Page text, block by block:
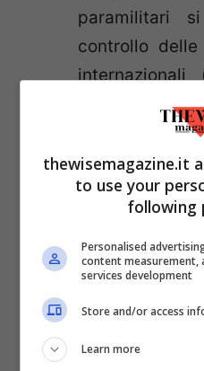
paramilitari
controllo
guerre
mercenari).
nasce
mangiare il
averlo
thewisemagazine.it
to use your
following
Personalised
content measurement,
services development
Store and/or access
Learn more